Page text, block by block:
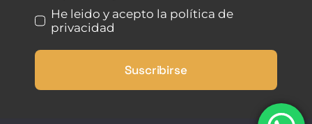
Desistimiento
He leido y acepto la política de
privacidad
Suscribirse